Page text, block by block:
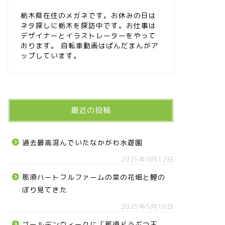
栃木県在住のメガネです。お休みの日は
ネタ探しに栃木を探訪中です。お仕事は
デザイナーとイラストレーターをやって
おります。 自転車動画はぱんだまんがア
ップしています。
最近の投稿
過去最高混んでいたなかがわ水遊園
2025年9月12日
那須ハートフルファームの菜の花畑と鯉の
ぼり見てきた
2025年5月18日